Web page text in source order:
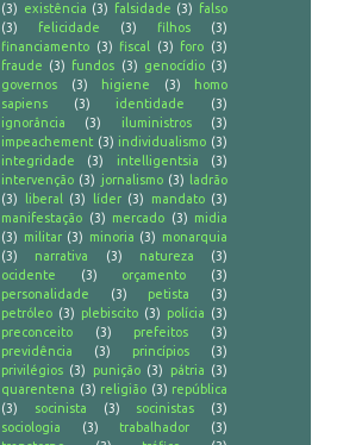
(3) existência (3) falsidade (3)
falso
(3)
felicidade (3) filhos
(3)
financiamento (3) fiscal (3) foro (3)
fraude (3) fundos (3) genocídio (3)
governos
(3) higiene (3)
homo
sapiens
(3) identidade
(3)
ignorância
(3) iluministros
(3)
impeachement (3) individualismo (3)
integridade
(3) intelligentsia
(3)
intervenção (3) jornalismo (3)
ladrão
(3)
liberal (3) líder (3) mandato (3)
manifestação (3) mercado (3) midia
(3) militar (3) minoria (3) monarquia
(3)
narrativa (3) natureza
(3)
ocidente
(3) orçamento
(3)
personalidade
(3) petista
(3)
petróleo (3) plebiscito (3) polícia (3)
preconceito
(3) prefeitos
(3)
previdência
(3) princípios
(3)
privilégios (3) punição (3) pátria (3)
quarentena (3) religião (3) república
(3)
socinista (3) socinistas
(3)
sociologia
(3) trabalhador
(3)